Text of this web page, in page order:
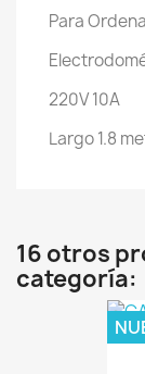
Para
220V 10A
Largo 1.8
16 otros
categoría: